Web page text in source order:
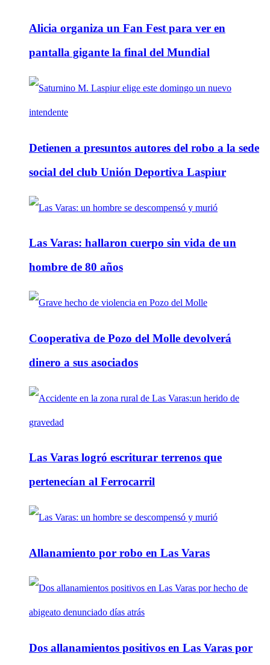
Alicia organiza un Fan Fest para ver en
pantalla gigante la final del Mundial
Detienen a presuntos autores del robo a la sede
social del club Unión Deportiva Laspiur
Las Varas: hallaron cuerpo sin vida de un
hombre de 80 años
Cooperativa de Pozo del Molle devolverá
dinero a sus asociados
Las Varas logró escriturar terrenos que
pertenecían al Ferrocarril
Allanamiento por robo en Las Varas
Dos allanamientos positivos en Las Varas por